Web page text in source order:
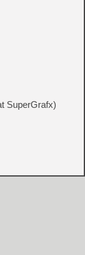
SuperGrafx)